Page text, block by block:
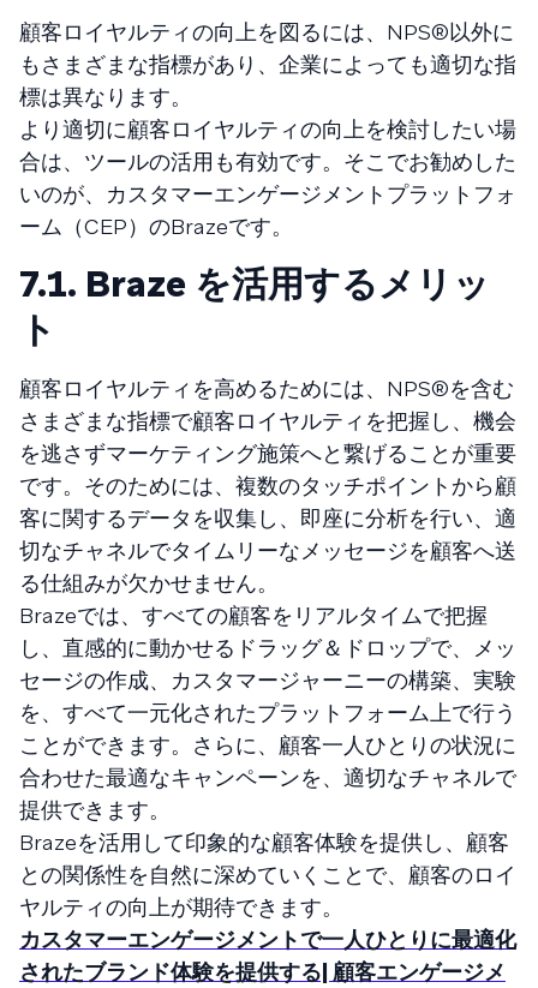
顧客ロイヤルティの向上を図るには、NPS®以外に
もさまざまな指標があり、企業によっても適切な指
標は異なります。
より適切に顧客ロイヤルティの向上を検討したい場
合は、ツールの活用も有効です。そこでお勧めした
いのが、カスタマーエンゲージメントプラットフォ
ーム（CEP）のBrazeです。
7.1. Braze を活用するメリッ
ト
顧客ロイヤルティを高めるためには、NPS®️を含む
さまざまな指標で顧客ロイヤルティを把握し、機会
を逃さずマーケティング施策へと繋げることが重要
です。そのためには、複数のタッチポイントから顧
客に関するデータを収集し、即座に分析を行い、適
切なチャネルでタイムリーなメッセージを顧客へ送
る仕組みが欠かせません。
Brazeでは、すべての顧客をリアルタイムで把握
し、直感的に動かせるドラッグ＆ドロップで、メッ
セージの作成、カスタマージャーニーの構築、実験
を、すべて一元化されたプラットフォーム上で行う
ことができます。さらに、顧客一人ひとりの状況に
合わせた最適なキャンペーンを、適切なチャネルで
提供できます。
Brazeを活用して印象的な顧客体験を提供し、顧客
との関係性を自然に深めていくことで、顧客のロイ
ヤルティの向上が期待できます。
カスタマーエンゲージメントで一人ひとりに最適化
されたブランド体験を提供する| 顧客エンゲージメ